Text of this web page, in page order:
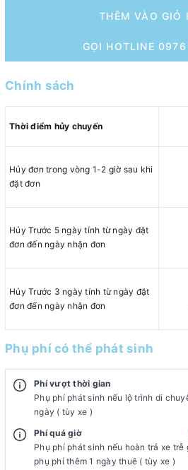
THÊM VÀO GIỎ
GỌI HOTLINE
Chính sách
Thời điểm hủy chuyến
Hủy đơn trong vòng 1-2 giờ sau khi
đặt đơn
Hủy Trước 5 ngày tính từ ngày đặt
đơn đến ngày nhận đơn
Hủy Trước 3 ngày tính từ ngày đặt
đơn đến ngày nhận đơn
Phụ phí có thể phát sinh
Phí vượt thời gian
Phụ phí phát sinh nếu lộ trình di
ngày ( tùy xe )
Phí quá giờ
Phụ phí phát sinh nếu hoàn trả xe trễ
phụ phí thêm 1 ngày thuê ( tùy xe )